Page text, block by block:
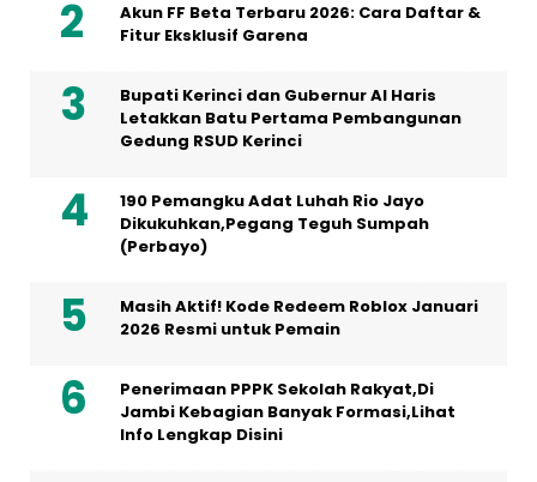
Akun FF Beta Terbaru 2026: Cara Daftar &
Fitur Eksklusif Garena
Bupati Kerinci dan Gubernur Al Haris
Letakkan Batu Pertama Pembangunan
Gedung RSUD Kerinci
190 Pemangku Adat Luhah Rio Jayo
Dikukuhkan,Pegang Teguh Sumpah
(Perbayo)
Masih Aktif! Kode Redeem Roblox Januari
2026 Resmi untuk Pemain
Penerimaan PPPK Sekolah Rakyat,Di
Jambi Kebagian Banyak Formasi,Lihat
Info Lengkap Disini